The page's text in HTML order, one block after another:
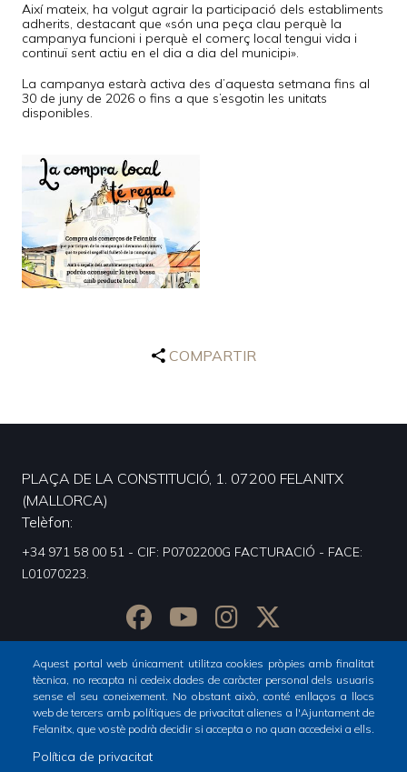
Així mateix, ha volgut agrair la participació dels establiments
adherits, destacant que «són una peça clau perquè la
campanya funcioni i perquè el comerç local tengui vida i
continuï sent actiu en el dia a dia del municipi».
La campanya estarà activa des d’aquesta setmana fins al
30 de juny de 2026 o fins a que s’esgotin les unitats
disponibles.
COMPARTIR
PLAÇA DE LA CONSTITUCIÓ, 1. 07200 FELANITX
(MALLORCA)
Telèfon
+34 971 58 00 51 - CIF: P0702200G FACTURACIÓ - FACE:
L01070223.
Aquest portal web únicament utilitza cookies pròpies amb finalitat
tècnica, no recapta ni cedeix dades de caràcter personal dels usuaris
sense el seu coneixement. No obstant això, conté enllaços a llocs
web de tercers amb polítiques de privacitat alienes a l'Ajuntament de
Felanitx, que vostè podrà decidir si accepta o no quan accedeixi a ells.
Política de privacitat